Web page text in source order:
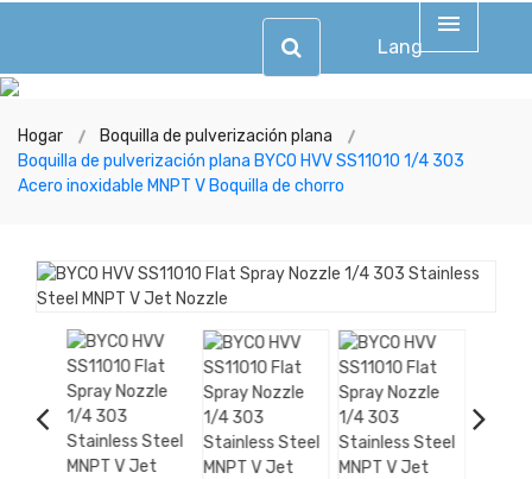
Lang
Hogar
Boquilla de pulverización plana
Boquilla de pulverización plana BYCO HVV SS11010 1/4 303
Acero inoxidable MNPT V Boquilla de chorro